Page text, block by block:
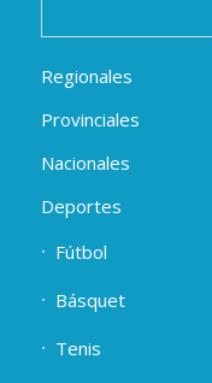
Regionales
Provinciales
Nacionales
Deportes
Fútbol
Básquet
Tenis